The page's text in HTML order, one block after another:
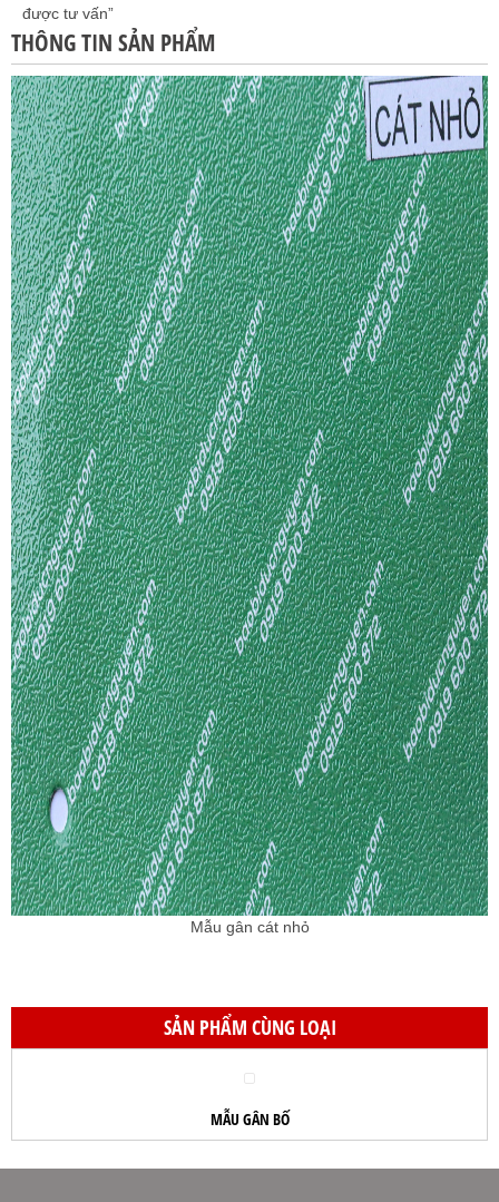
được tư vấn”
THÔNG TIN SẢN PHẨM
Mẫu gân cát nhỏ
SẢN PHẨM CÙNG LOẠI
MẪU GÂN BỐ